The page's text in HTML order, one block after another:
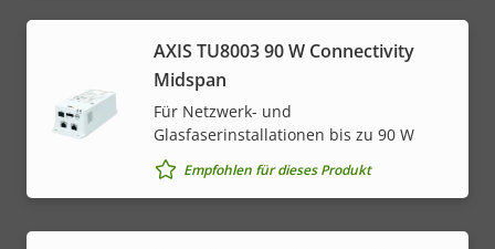
AXIS TU8003 90 W Connectivity
Midspan
Für Netzwerk- und
Glasfaserinstallationen bis zu 90 W
Empfohlen für dieses Produkt